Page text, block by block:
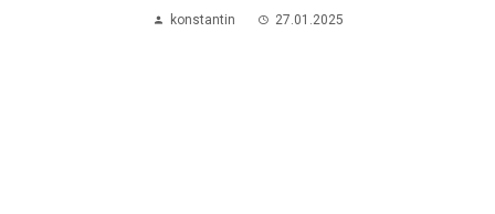
konstantin 27.01.2025